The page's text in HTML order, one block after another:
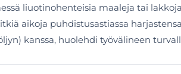
liuotinohenteisia maaleja tai
aikoja puhdistusastiassa
kanssa, huolehdi työvälineen